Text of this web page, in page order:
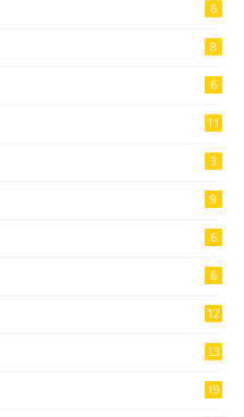
6
8
6
11
3
9
6
6
12
13
19